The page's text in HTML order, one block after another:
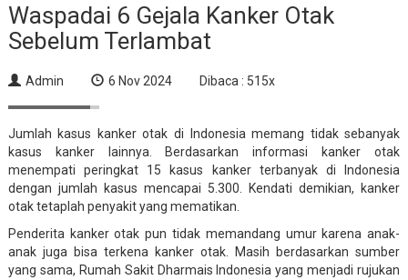
Waspadai 6 Gejala Kanker Otak
Sebelum Terlambat
Admin 6 Nov 2024 Dibaca : 515x
Jumlah kasus kanker otak di Indonesia memang tidak sebanyak
kasus kanker lainnya. Berdasarkan informasi kanker otak
menempati peringkat 15 kasus kanker terbanyak di Indonesia
dengan jumlah kasus mencapai 5.300. Kendati demikian, kanker
otak tetaplah penyakit yang mematikan.
Penderita kanker otak pun tidak memandang umur karena anak-
anak juga bisa terkena kanker otak. Masih berdasarkan sumber
yang sama, Rumah Sakit Dharmais Indonesia yang menjadi rujukan